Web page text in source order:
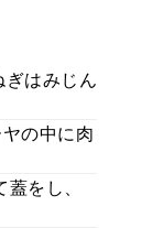
はみじん
の中に肉
をし、